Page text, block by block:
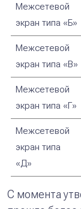
Межсетевой
экран типа «Б»
Межсетевой
экран типа «В»
Межсетевой
экран типа «Г»
Межсетевой
экран типа
«Д»
С момента